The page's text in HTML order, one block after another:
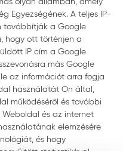
Egyezségének. A teljes IP-
továbbítják a Google
hogy ott történjen a
IP cím a Google
más Google
az információt arra fogja
használatát Ön által,
működéséről és további
és az internet
elemzésére
és hogy